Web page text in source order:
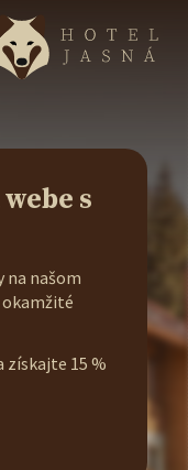
s
na našom
získajte 15 %